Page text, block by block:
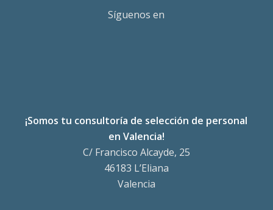
Síguenos en
¡Somos tu consultoría de selección de personal
en Valencia!
C/ Francisco Alcayde, 25
46183 L’Eliana
Valencia